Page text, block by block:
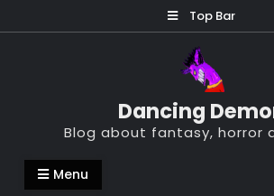
to
Top Bar
Dancing
Blog about fantasy, horror
Menu